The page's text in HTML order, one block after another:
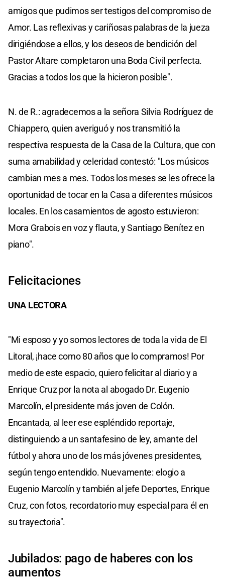
amigos que pudimos ser testigos del compromiso de
Amor. Las reflexivas y cariñosas palabras de la jueza
dirigiéndose a ellos, y los deseos de bendición del
Pastor Altare completaron una Boda Civil perfecta.
Gracias a todos los que la hicieron posible".
N. de R.: agradecemos a la señora Silvia Rodríguez de
Chiappero, quien averiguó y nos transmitió la
respectiva respuesta de la Casa de la Cultura, que con
suma amabilidad y celeridad contestó: "Los músicos
cambian mes a mes. Todos los meses se les ofrece la
oportunidad de tocar en la Casa a diferentes músicos
locales. En los casamientos de agosto estuvieron:
Mora Grabois en voz y flauta, y Santiago Benítez en
piano".
Felicitaciones
UNA LECTORA
"Mi esposo y yo somos lectores de toda la vida de El
Litoral, ¡hace como 80 años que lo compramos! Por
medio de este espacio, quiero felicitar al diario y a
Enrique Cruz por la nota al abogado Dr. Eugenio
Marcolín, el presidente más joven de Colón.
Encantada, al leer ese espléndido reportaje,
distinguiendo a un santafesino de ley, amante del
fútbol y ahora uno de los más jóvenes presidentes,
según tengo entendido. Nuevamente: elogio a
Eugenio Marcolín y también al jefe Deportes, Enrique
Cruz, con fotos, recordatorio muy especial para él en
su trayectoria".
Jubilados: pago de haberes con los
aumentos